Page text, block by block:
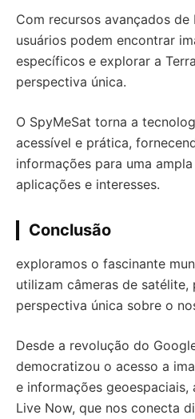
Com recursos avançados
usuários podem encontrar
específicos e explorar a
perspectiva única.
O SpyMeSat torna a
acessível e prática,
informações para uma
aplicações e interesses.
Conclusão
exploramos o fascinante
utilizam câmeras de
perspectiva única sobre o
Desde a revolução do
democratizou o acesso a
e informações geoespaciais,
Live Now, que nos conecta